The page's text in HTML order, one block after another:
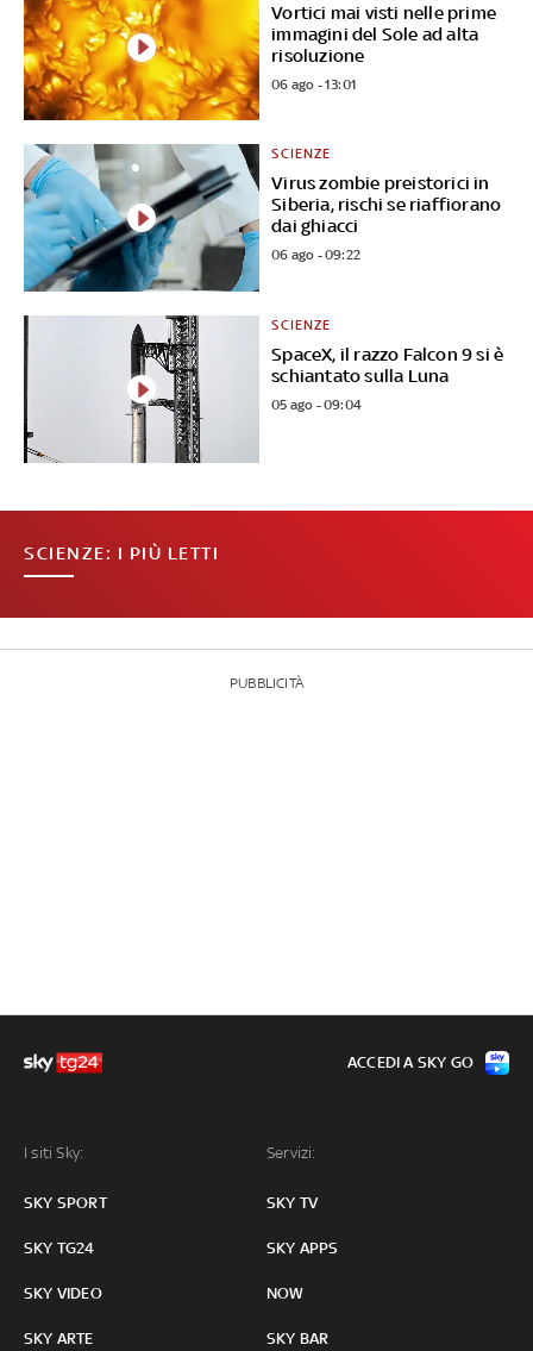
Vortici mai visti nelle prime
immagini del Sole ad alta
risoluzione
06 ago - 13:01
Virus zombie preistorici in
Siberia, rischi se riaffiorano
dai ghiacci
SCIENZE
06 ago - 09:22
SpaceX, il razzo Falcon 9 si è
schiantato sulla Luna
SCIENZE
05 ago - 09:04
SCIENZE: I PIÙ LETTI
PUBBLICITÀ
I siti Sky:
SKY SPORT
SKY TG24
SKY VIDEO
SKY ARTE
Servizi:
SKY TV
SKY APPS
NOW
SKY BAR
ACCEDI A SKY GO